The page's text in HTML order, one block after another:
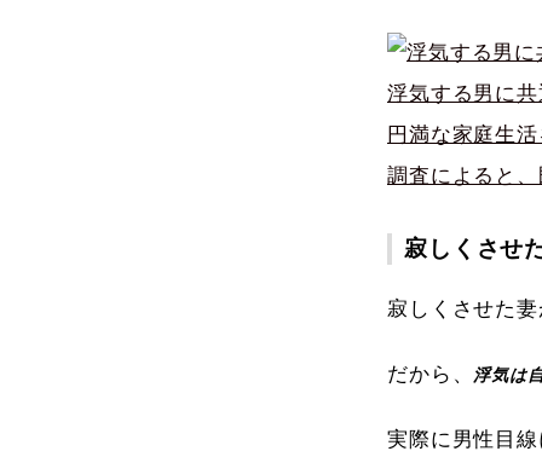
浮気する男に
円満な家庭生
調査によると
寂しくさせ
寂しくさせた
だから、 浮気は
実際に男性目